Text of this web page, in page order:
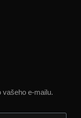
e-mailu.